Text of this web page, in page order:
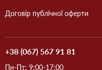
Договір публічної оферти
+38 (067) 567 91 81
Пн-Пт: 9:00-17:00